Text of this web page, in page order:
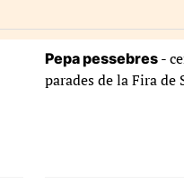
Pepa pessebres -
parades de la Fira de